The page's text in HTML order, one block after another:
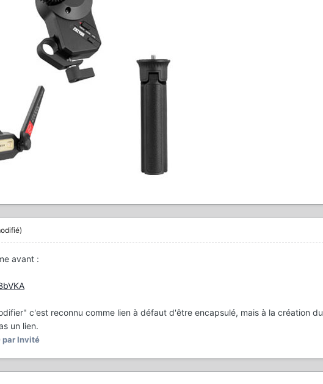
avant :
c'est reconnu comme lien à défaut d'être encapsulé, mais à la création du
un lien.
par Invité